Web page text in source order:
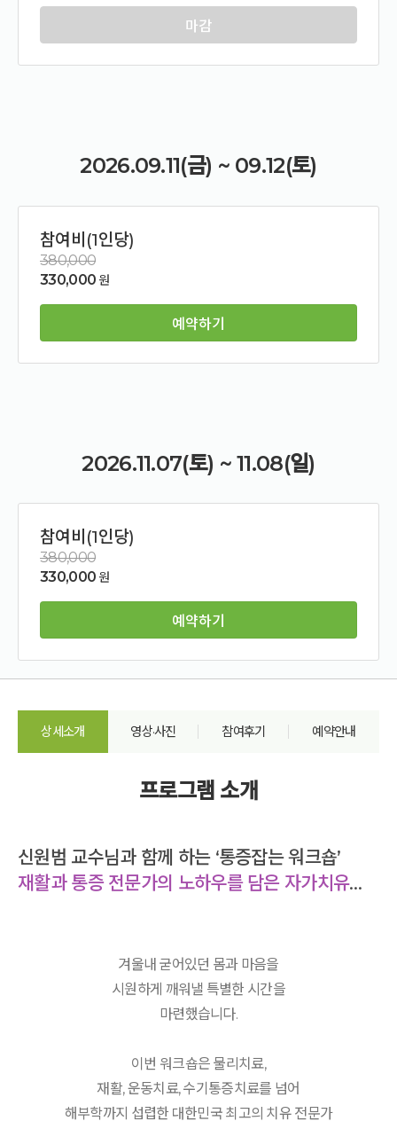
마감
2026.09.11(금) ~ 09.12(토)
참여비(1인당)
380,000
330,000 원
예약하기
2026.11.07(토) ~ 11.08(일)
참여비(1인당)
380,000
330,000 원
예약하기
상세소개 영상·사진 참여후기 예약안내
프로그램 소개
신원범 교수님과 함께 하는 ‘통증잡는 워크숍’
재활과 통증 전문가의 노하우를 담은 자가치유법
겨울내 굳어있던 몸과 마음을
시원하게 깨워낼 특별한 시간을
마련했습니다.
이번 워크숍은 물리치료,
재활, 운동치료, 수기통증치료를 넘어
해부학까지 섭렵한 대한민국 최고의 치유 전문가